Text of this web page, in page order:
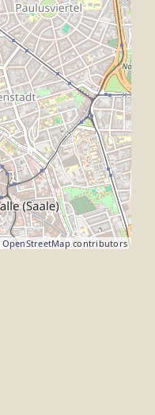
OpenStreetMap contributors